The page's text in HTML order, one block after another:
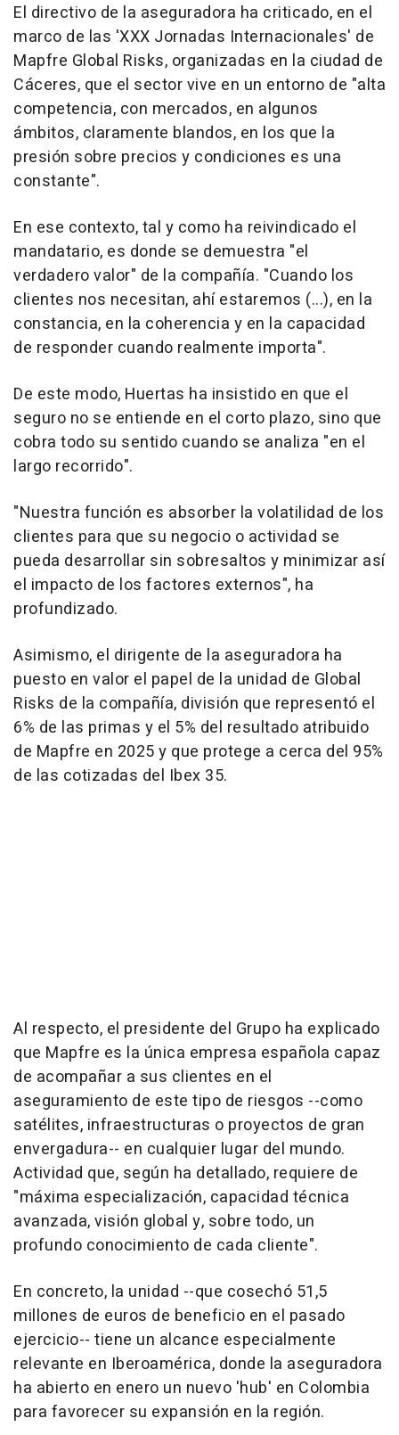
El directivo de la aseguradora ha criticado, en el
marco de las 'XXX Jornadas Internacionales' de
Mapfre Global Risks, organizadas en la ciudad de
Cáceres, que el sector vive en un entorno de "alta
competencia, con mercados, en algunos
ámbitos, claramente blandos, en los que la
presión sobre precios y condiciones es una
constante".
En ese contexto, tal y como ha reivindicado el
mandatario, es donde se demuestra "el
verdadero valor" de la compañía. "Cuando los
clientes nos necesitan, ahí estaremos (...), en la
constancia, en la coherencia y en la capacidad
de responder cuando realmente importa".
De este modo, Huertas ha insistido en que el
seguro no se entiende en el corto plazo, sino que
cobra todo su sentido cuando se analiza "en el
largo recorrido".
"Nuestra función es absorber la volatilidad de los
clientes para que su negocio o actividad se
pueda desarrollar sin sobresaltos y minimizar así
el impacto de los factores externos", ha
profundizado.
Asimismo, el dirigente de la aseguradora ha
puesto en valor el papel de la unidad de Global
Risks de la compañía, división que representó el
6% de las primas y el 5% del resultado atribuido
de Mapfre en 2025 y que protege a cerca del 95%
de las cotizadas del Ibex 35.
Al respecto, el presidente del Grupo ha explicado
que Mapfre es la única empresa española capaz
de acompañar a sus clientes en el
aseguramiento de este tipo de riesgos --como
satélites, infraestructuras o proyectos de gran
envergadura-- en cualquier lugar del mundo.
Actividad que, según ha detallado, requiere de
"máxima especialización, capacidad técnica
avanzada, visión global y, sobre todo, un
profundo conocimiento de cada cliente".
En concreto, la unidad --que cosechó 51,5
millones de euros de beneficio en el pasado
ejercicio-- tiene un alcance especialmente
relevante en Iberoamérica, donde la aseguradora
ha abierto en enero un nuevo 'hub' en Colombia
para favorecer su expansión en la región.